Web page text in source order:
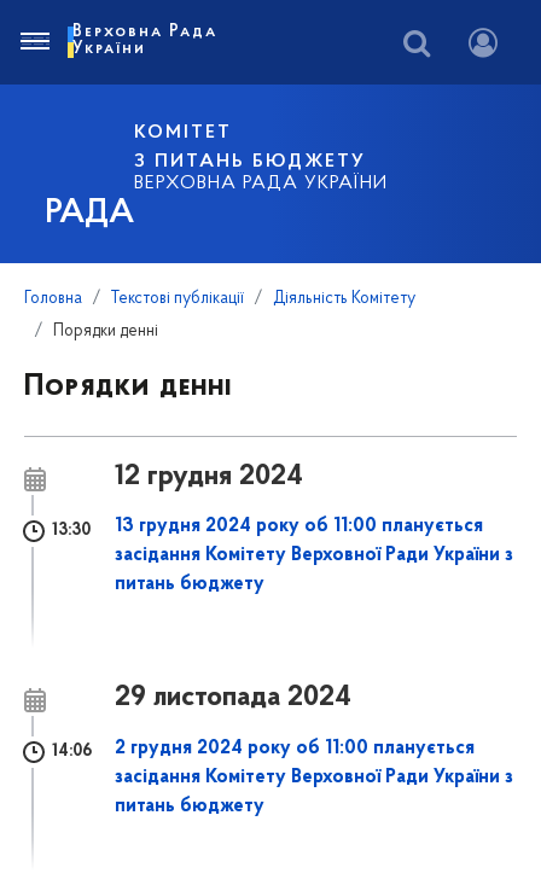
РАДА
КОМІТЕТ
З ПИТАНЬ БЮДЖЕТУ
ВЕРХОВНА РАДА УКРАЇНИ
Верховна Рада
України
Головна Текстові публікації
Діяльність Комітету
Порядки денні
Порядки денні
12 грудня 2024
13:30
13 грудня 2024 року об 11:00 планується
засідання Комітету Верховної Ради України з
питань бюджету
29 листопада 2024
14:06
2 грудня 2024 року об 11:00 планується
засідання Комітету Верховної Ради України з
питань бюджету